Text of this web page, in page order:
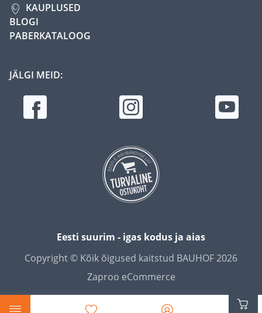
KAUPLUSED
BLOGI
PABERKATALOOG
JÄLGI MEID:
Eesti suurim - igas kodus ja aias
Copyright © Kõik õigused kaitstud BAUHOF 2026
Zaproo eCommerce